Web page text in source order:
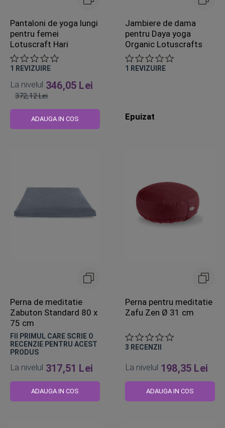
Pantaloni de yoga lungi
pentru femei
Lotuscraft Hari
1 REVIZUIRE
La nivelul 346,05 Lei
obisnuit
372,12 Lei
ADAUGA IN COS
Jambiere de dama
pentru Daya yoga
Organic Lotuscrafts
1 REVIZUIRE
Epuizat
Perna de meditatie
Zabuton Standard 80 x
75 cm
FII PRIMUL CARE SCRIE O
RECENZIE PENTRU ACEST
PRODUS
La nivelul 317,51 Lei
ADAUGA IN COS
Perna pentru meditatie
Zafu Zen Ø 31 cm
3 RECENZII
La nivelul 198,35 Lei
ADAUGA IN COS